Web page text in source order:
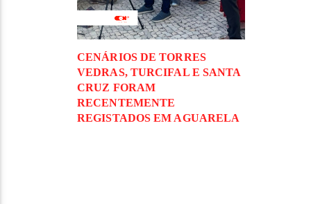
CENÁRIOS DE TORRES
VEDRAS, TURCIFAL E SANTA
CRUZ FORAM
RECENTEMENTE
REGISTADOS EM AGUARELA